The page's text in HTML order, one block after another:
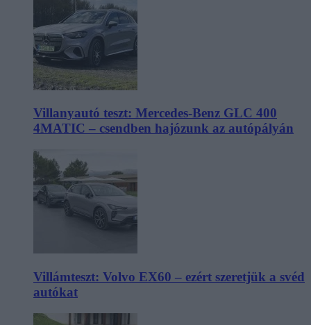
Villanyautó teszt: Mercedes-Benz GLC 400
4MATIC – csendben hajózunk az autópályán
Villámteszt: Volvo EX60 – ezért szeretjük a svéd
autókat